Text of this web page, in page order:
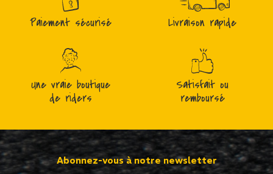
Paiement sécurisé Livraison rapide
Une vraie boutique
de riders
Satisfait ou
remboursé
Abonnez-vous à notre newsletter